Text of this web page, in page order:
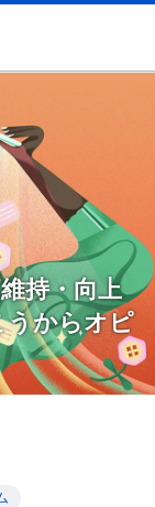
持・向上
うからオピ